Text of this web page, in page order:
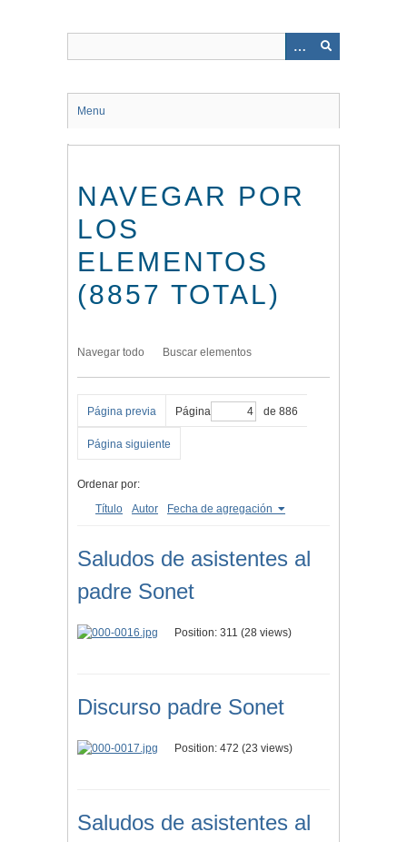
Menu
NAVEGAR POR
LOS
ELEMENTOS
(8857 TOTAL)
Navegar todo Buscar elementos
Página previa Página de 886
Página siguiente
Ordenar por:
Título
Autor Fecha de agregación
Saludos de asistentes al
padre Sonet
Position: 311 (28 views)
Discurso padre Sonet
Position: 472 (23 views)
Saludos de asistentes al